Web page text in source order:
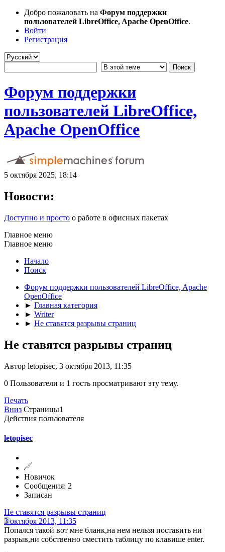
Добро пожаловать на Форум поддержки
пользователей LibreOffice, Apache OpenOffice.
Войти
Регистрация
Форум поддержки
пользователей LibreOffice,
Apache OpenOffice
5 октября 2025, 18:14
Новости:
Доступно и просто о работе в офисных пакетах
Главное меню
Главное меню
Начало
Поиск
Форум поддержки пользователей LibreOffice, Apache
OpenOffice
► Главная категория
► Writer
► Не ставятся разрывы страниц
Не ставятся разрывы страниц
Автор letopisec, 3 октября 2013, 11:35
0 Пользователи и 1 гость просматривают эту тему.
Печать
Вниз Страницы1
Действия пользователя
letopisec
Новичок
Сообщения: 2
Записан
Не ставятся разрывы страниц
3 октября 2013, 11:35
Попался такой вот мне бланк,на нем нельзя поставить ни
разрыв,ни собственно сместить таблицу по клавише enter.